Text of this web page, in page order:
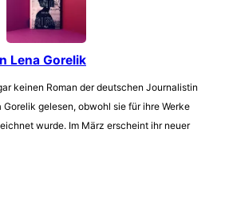
Lena Gorelik
keinen Roman der deutschen Journalistin
gelesen, obwohl sie für ihre Werke
wurde. Im März erscheint ihr neuer